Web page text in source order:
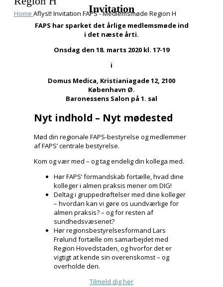
Home Aflyst! Invitation FAPS - Medlemsmøde Region H
Invitation
FAPS har sparket det årlige medlemsmødeind
i det næste årti.
Onsdag den 18. marts 2020 kl. 17-19
i
Domus Medica, Kristianiagade 12, 2100
København Ø.
Baronessens Salon på 1. sal
Nyt indhold – Nyt mødested
Mød din regionale FAPS-bestyrelse og medlemmer
af FAPS’ centrale bestyrelse.
Kom og vær med – og tag endelig din kollega med.
Hør FAPS’ formandskab fortælle, hvad dine
kolleger i almen praksis mener om DIG!
Deltag i gruppedrøftelser med dine kolleger
– hvordan kan vi gøre os uundværlige for
almen praksis? – og for resten af
sundhedsvæsenet?
Hør regionsbestyrelsesformand Lars
Frølund fortælle om samarbejdet med
Region Hovedstaden, og hvorfor det er
vigtigt at kende sin overenskomst – og
overholde den.
Tilmeld dig her